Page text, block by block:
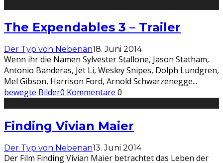
The Expendables 3 – Trailer
Der Typ von Nebenan18. Juni 2014
Wenn ihr die Namen Sylvester Stallone, Jason Statham,
Antonio Banderas, Jet Li, Wesley Snipes, Dolph Lundgren,
Mel Gibson, Harrison Ford, Arnold Schwarzenegge...
bewegte Bilder0 Kommentare 0
Finding Vivian Maier
Der Typ von Nebenan13. Juni 2014
Der Film Finding Vivian Maier betrachtet das Leben der